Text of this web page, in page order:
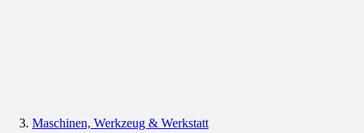
Maschinen, Werkzeug & Werkstatt